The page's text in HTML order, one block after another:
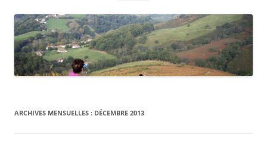
ARCHIVES MENSUELLES : DÉCEMBRE 2013